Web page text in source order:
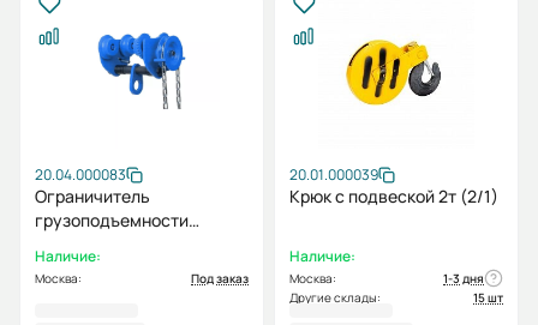
20.04.000083
Ограничитель
грузоподъемности
Наличие:
Москва: Под заказ
20.01.000039
Крюк с подвеской 2т (2/1)
Наличие:
Москва:
1-3 дня
Другие склады:
15 шт